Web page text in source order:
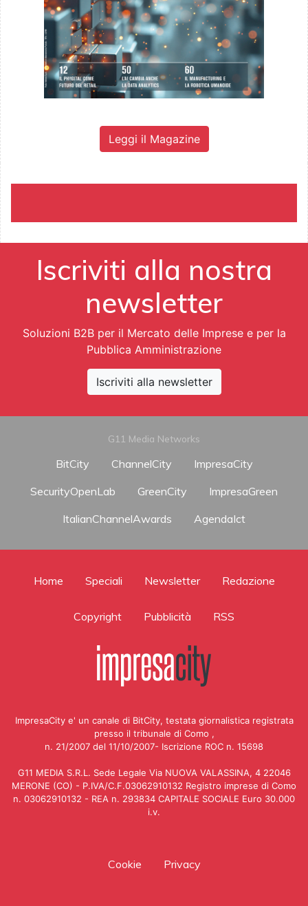
Leggi il Magazine
Iscriviti alla nostra
newsletter
Soluzioni B2B per il Mercato delle Imprese e per la
Pubblica Amministrazione
Iscriviti alla newsletter
G11 Media Networks
BitCity ChannelCity
ImpresaCity
SecurityOpenLab
GreenCity
ImpresaGreen
ItalianChannelAwards
AgendaIct
Home Speciali Newsletter Redazione
Copyright Pubblicità RSS
ImpresaCity e' un canale di BitCity, testata giornalistica registrata
presso il tribunale di Como ,
n. 21/2007 del 11/10/2007- Iscrizione ROC n. 15698
G11 MEDIA S.R.L. Sede Legale Via NUOVA VALASSINA, 4 22046
MERONE (CO) - P.IVA/C.F.03062910132 Registro imprese di Como
n. 03062910132 - REA n. 293834 CAPITALE SOCIALE Euro 30.000
i.v.
Cookie Privacy